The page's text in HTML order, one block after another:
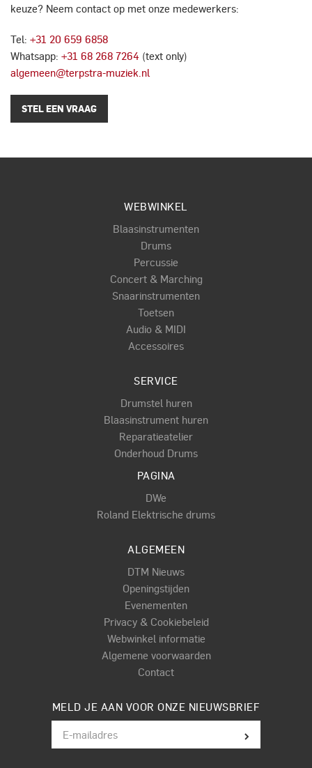
keuze? Neem contact op met onze medewerkers:
Tel: +31 20 659 6858
Whatsapp: +31 68 268 7264 (text only)
algemeen@terpstra-muziek.nl
STEL EEN VRAAG
WEBWINKEL
Blaasinstrumenten
Drums
Percussie
Concert & Marching
Snaarinstrumenten
Toetsen
Audio & MIDI
Accessoires
SERVICE
Drumstel huren
Blaasinstrument huren
Reparatieatelier
Onderhoud Drums
PAGINA
DWe
Roland Elektrische drums
ALGEMEEN
DTM Nieuws
Openingstijden
Evenementen
Privacy & Cookiebeleid
Webwinkel informatie
Algemene voorwaarden
Contact
MELD JE AAN VOOR ONZE NIEUWSBRIEF